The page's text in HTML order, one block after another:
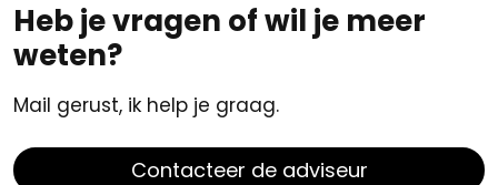
Heb je vragen of wil je meer
weten?
Mail gerust, ik help je graag.
Contacteer de adviseur